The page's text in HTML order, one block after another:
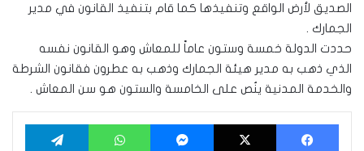
الصديق لأرض الواقع وتنفيذها كما قام بتنفيذ القانون في مدير
الجمارك .
حددت الدولة خمسة وستون عاماً للمعاش وهو القانون نفسه
الذي ذهب به مدير هيئة الجمارك وذهب به عطرون فقانون الشرطة
والخدمة المدنية ينُص على الخامسة والستون هو سن المعاش .
فيسبوك ‫X ماسنجر واتساب